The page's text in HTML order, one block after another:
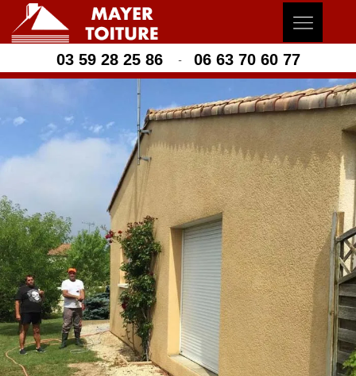
03 59 28 25 86 - 06 63 70 60 77